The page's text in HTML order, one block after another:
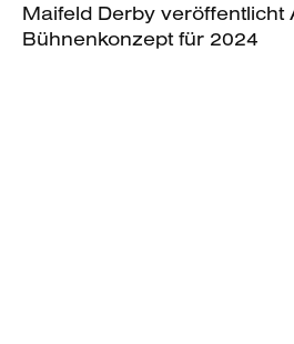
Maifeld Derby veröffentlicht
Bühnenkonzept für 2024